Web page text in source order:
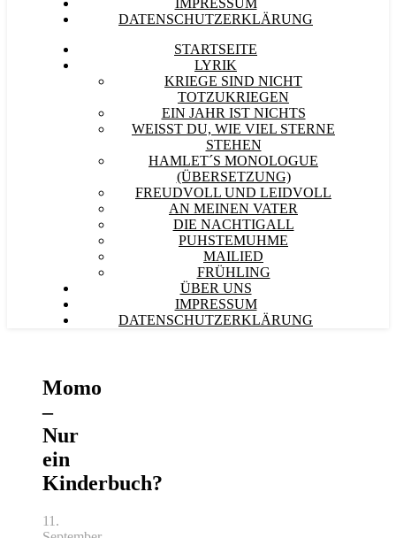
IMPRESSUM
DATENSCHUTZERKLÄRUNG
STARTSEITE
LYRIK
KRIEGE SIND NICHT
TOTZUKRIEGEN
EIN JAHR IST NICHTS
WEISST DU, WIE VIEL STERNE S
TEHEN
HAMLET´S MONOLOGUE
(ÜBERSETZUNG)
FREUDVOLL UND LEIDVOLL
AN MEINEN VATER
DIE NACHTIGALL
PUHSTEMUHME
MAILIED
FRÜHLING
ÜBER UNS
IMPRESSUM
DATENSCHUTZERKLÄRUNG
Momo
–
Nur
ein
Kinderbuch?
11.